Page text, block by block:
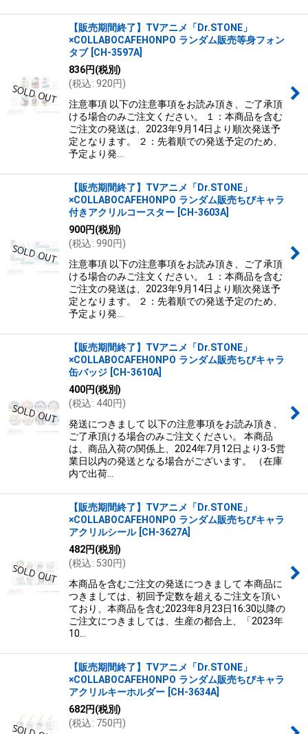
【販売期間終了】TVアニメ「Dr.STONE」
×COLLABOCAFEHONPO ランダム販売等身フォン
タブ CH-3597A
836円(税別)
(税込: 920円)
注意事項 以下の注意事項をお読み頂き、ご了承頂
ける場合のみご注文ください。 １：本商品を含む
ご注文の発送は、2023年9月14日より順次発送予
定となります。 ２：先着順での発送予定のため、
予定より発…
【販売期間終了】TVアニメ「Dr.STONE」
×COLLABOCAFEHONPO ランダム販売ちびキャラ
付きアクリルコースター CH-3603A
900円(税別)
(税込: 990円)
注意事項 以下の注意事項をお読み頂き、ご了承頂
ける場合のみご注文ください。 １：本商品を含む
ご注文の発送は、2023年9月14日より順次発送予
定となります。 ２：先着順での発送予定のため、
予定より発…
【販売期間終了】TVアニメ「Dr.STONE」
×COLLABOCAFEHONPO ランダム販売ちびキャラ
缶バッジ CH-3610A
400円(税別)
(税込: 440円)
発送につきまして 以下の注意事項をお読み頂き、
ご了承頂ける場合のみご注文ください。 本商品
は、商品入荷の関係上、2024年7月12日より3-5営
業日以内の発送となる場合がございます。 （在庫
内で出荷…
【販売期間終了】TVアニメ「Dr.STONE」
×COLLABOCAFEHONPO ランダム販売ちびキャラ
アクリルシール CH-3627A
482円(税別)
(税込: 530円)
本商品を含むご注文の発送につきまして 本商品に
つきましては、初回予定数を超えるご注文を頂い
ており、本商品を含む2023年8月23日16:30以降の
ご注文につきましては、生産の都合上、「2023年
10…
【販売期間終了】TVアニメ「Dr.STONE」
×COLLABOCAFEHONPO ランダム販売ちびキャラ
アクリルキーホルダー CH-3634A
682円(税別)
(税込: 750円)